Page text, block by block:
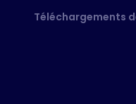
Téléchargements